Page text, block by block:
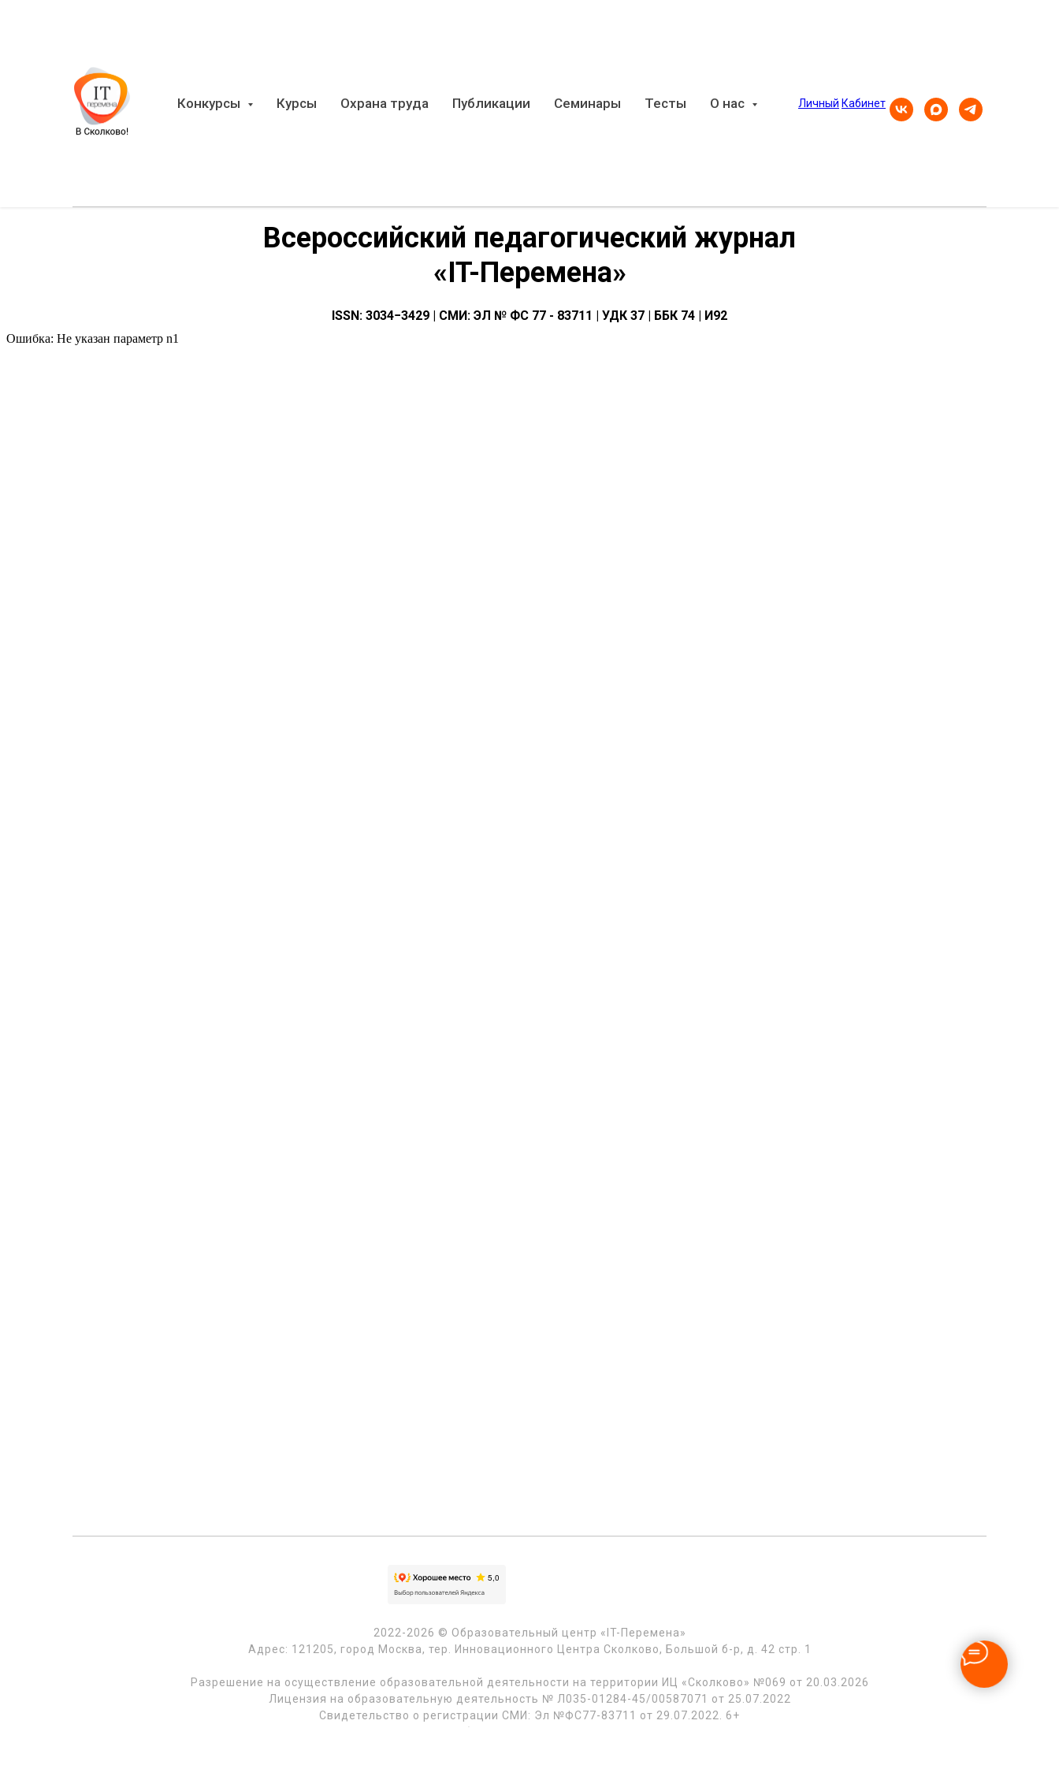
Конкурсы Курсы Охрана труда Публикации Семинары Тесты О нас Личный Кабинет
Всероссийский педагогический журнал
«IT-Перемена»
ISSN: 3034−3429 | СМИ: ЭЛ № ФС 77 - 83711 | УДК 37 | ББК 74 | И92
2022-2026 © Образовательный центр «IT-Перемена»
Адрес: 121205, город Москва, тер. Инновационного Центра Сколково, Большой б-р, д. 42 стр. 1
Разрешение на осуществление образовательной деятельности на территории ИЦ «Сколково» №069 от 20.03.2026
Лицензия на образовательную деятельность № Л035-01284-45/00587071 от 25.07.2022
Свидетельство о регистрации СМИ: Эл №ФС77-83711 от 29.07.2022. 6+